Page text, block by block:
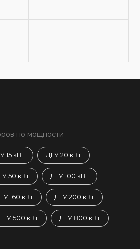
по мощности
15 кВт ДГУ 20 кВт
50 кВт ДГУ 100 кВт
160 кВт ДГУ 200 кВт
500 кВт ДГУ 800 кВт